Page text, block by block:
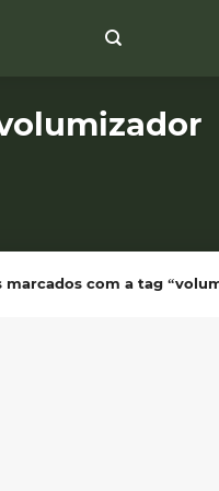
marcados com a tag